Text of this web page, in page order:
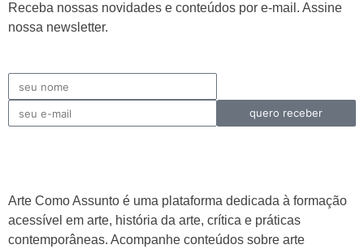
Receba nossas novidades e conteúdos por e-mail. Assine
nossa newsletter.
quero receber
Arte Como Assunto é uma plataforma dedicada à formação
acessível em arte, história da arte, crítica e práticas
contemporâneas. Acompanhe conteúdos sobre arte